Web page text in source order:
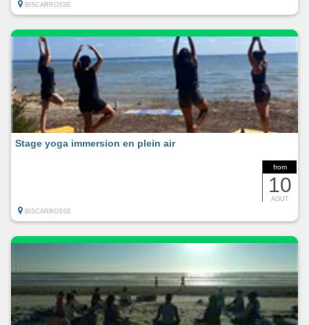
BISCARROSSE
from
10
AOUT
Stage yoga immersion en plein air
BISCARROSSE